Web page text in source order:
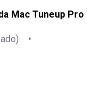
Mac Tuneup Pro
•